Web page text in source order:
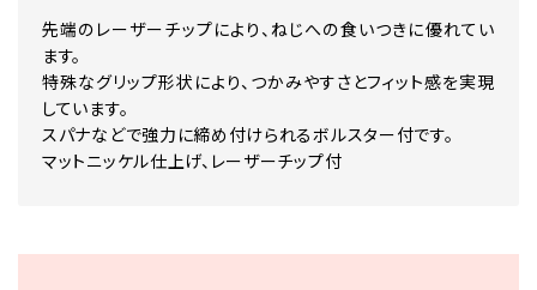
先端のレーザーチップにより、ねじへの食いつきに優れてい
ます。
特殊なグリップ形状により、つかみやすさとフィット感を実現
しています。
スパナなどで強力に締め付けられるボルスター付です。
マットニッケル仕上げ、レーザーチップ付